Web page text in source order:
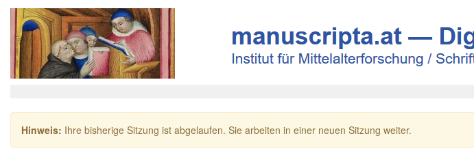
Hinweis: Ihre bisherige Sitzung ist abgelaufen. Sie arbeiten in einer neuen Sitzung weiter.